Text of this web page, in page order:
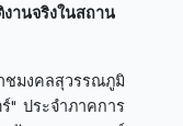
านจริงในสถาน
ชมงคลสุวรรณภูมิ
" ประจำภาคการ